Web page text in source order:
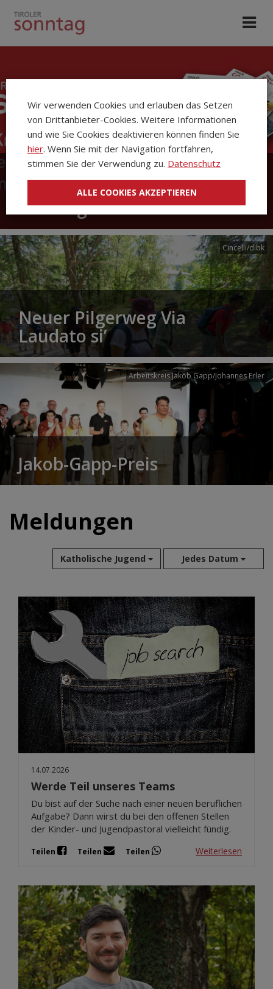
Die Kirchenzeitung Tiroler
Sonntag
Cincelli/dibk
Neuer Pilgerweg Via
Laudato si’
Arbeitskreis Jakob Gapp/Johannes Erler
Jakob-Gapp-Preis
Meldungen
Katholische Jugend Jedes Datum
Aug 2026
Jul 2026
Mai 2026
Apr 2026
Mär 2026
Feb 2026
Jan 2026
Dez 2025
Nov 2025
14.07.2026
Werde Teil unseres Teams
Du bist auf der Suche nach einer neuen beruflichen
Aufgabe? Dann wirst du bei den offenen Stellen
der Kinder- und Jugendpastoral vielleicht fündig.
Teilen Teilen Teilen Weiterlesen
Wir verwenden Cookies und erlauben das Setzen
von Drittanbieter-Cookies. Weitere Informationen
und wie Sie Cookies deaktivieren können finden Sie
hier. Wenn Sie mit der Navigation fortfahren,
stimmen Sie der Verwendung zu. Datenschutz
ALLE COOKIES AKZEPTIEREN